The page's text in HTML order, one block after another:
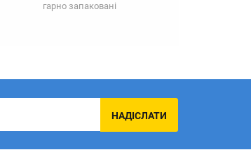
гарно запаковані
НАДІСЛАТИ